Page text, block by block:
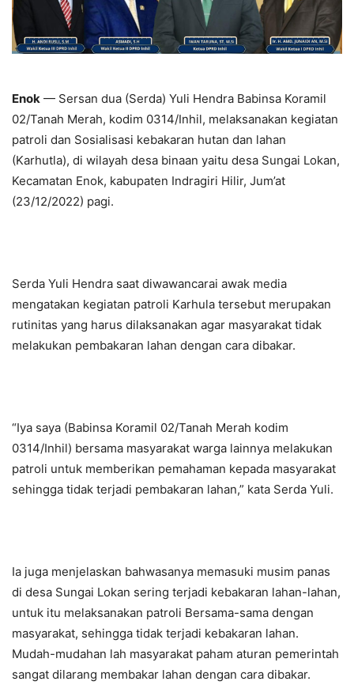
Enok — Sersan dua (Serda) Yuli Hendra Babinsa Koramil
02/Tanah Merah, kodim 0314/Inhil, melaksanakan kegiatan
patroli dan Sosialisasi kebakaran hutan dan lahan
(Karhutla), di wilayah desa binaan yaitu desa Sungai Lokan,
Kecamatan Enok, kabupaten Indragiri Hilir, Jum’at
(23/12/2022) pagi.
Serda Yuli Hendra saat diwawancarai awak media
mengatakan kegiatan patroli Karhula tersebut merupakan
rutinitas yang harus dilaksanakan agar masyarakat tidak
melakukan pembakaran lahan dengan cara dibakar.
“Iya saya (Babinsa Koramil 02/Tanah Merah kodim
0314/Inhil) bersama masyarakat warga lainnya melakukan
patroli untuk memberikan pemahaman kepada masyarakat
sehingga tidak terjadi pembakaran lahan,” kata Serda Yuli.
Ia juga menjelaskan bahwasanya memasuki musim panas
di desa Sungai Lokan sering terjadi kebakaran lahan-lahan,
untuk itu melaksanakan patroli Bersama-sama dengan
masyarakat, sehingga tidak terjadi kebakaran lahan.
Mudah-mudahan lah masyarakat paham aturan pemerintah
sangat dilarang membakar lahan dengan cara dibakar.